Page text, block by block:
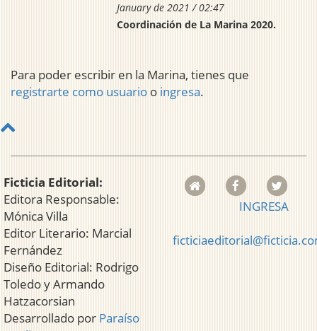
January de 2021 / 02:47
Coordinación de La Marina 2020.
Para poder escribir en la Marina, tienes que
registrarte como usuario o ingresa.
Ficticia Editorial:
Editora Responsable:
Mónica Villa
Editor Literario: Marcial
Fernández
Diseño Editorial: Rodrigo
Toledo y Armando
Hatzacorsian
Desarrollado por Paraíso
INGRESA